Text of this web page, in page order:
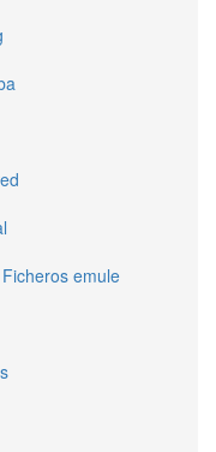
emule